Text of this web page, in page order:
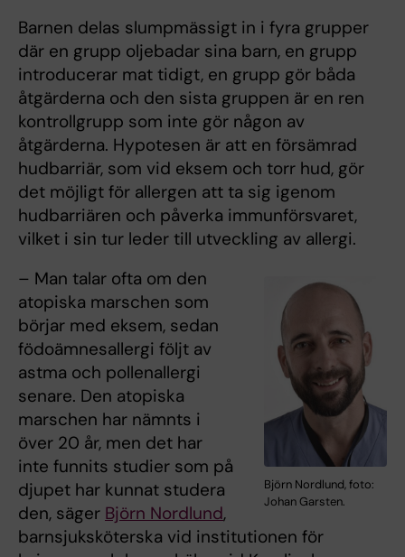
Barnen delas slumpmässigt in i fyra grupper
där en grupp oljebadar sina barn, en grupp
introducerar mat tidigt, en grupp gör båda
åtgärderna och den sista gruppen är en ren
kontrollgrupp som inte gör någon av
åtgärderna. Hypotesen är att en försämrad
hudbarriär, som vid eksem och torr hud, gör
det möjligt för allergen att ta sig igenom
hudbarriären och påverka immunförsvaret,
vilket i sin tur leder till utveckling av allergi.
Björn Nordlund, foto:
Johan Garsten.
– Man talar ofta om den
atopiska marschen som
börjar med eksem, sedan
födoämnesallergi följt av
astma och pollenallergi
senare. Den atopiska
marschen har nämnts i
över 20 år, men det har
inte funnits studier som på
djupet har kunnat studera
den, säger Björn Nordlund,
barnsjuksköterska vid institutionen för